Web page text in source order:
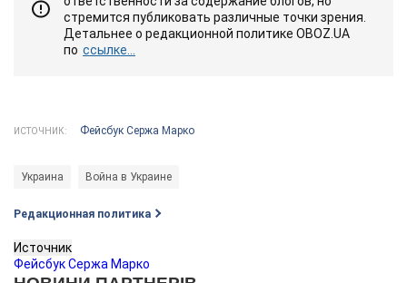
стремится публиковать различные точки зрения.
Детальнее о редакционной политике OBOZ.UA
по ссылке...
ИСТОЧНИК: Фейсбук Сержа Марко
Украина Война в Украине
Редакционная политика
Источник
Фейсбук Сержа Марко